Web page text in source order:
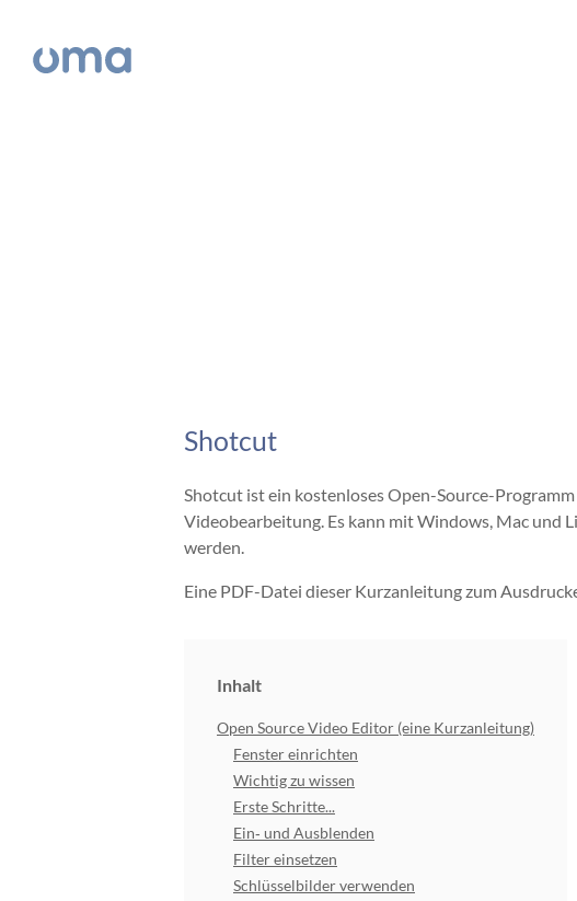
Shotcut
Shotcut ist ein kostenloses Open-Source-
Videobearbeitung. Es kann mit Windows, Mac und
werden.
Eine PDF-Datei dieser Kurzanleitung zum
Inhalt
Open Source Video Editor (eine Kurzanleitung)
Fenster einrichten
Wichtig zu wissen
Erste Schritte...
Ein‐ und Ausblenden
Filter einsetzen
Schlüsselbilder verwenden